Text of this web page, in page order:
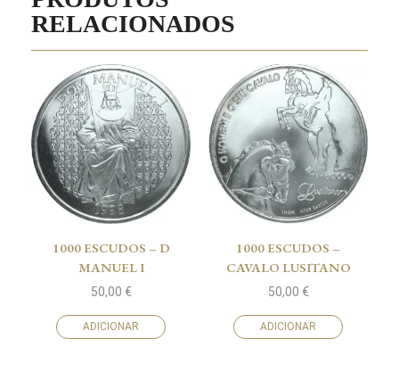
RELACIONADOS
1000 ESCUDOS – D
MANUEL I
50,00 €
ADICIONAR
1000 ESCUDOS –
CAVALO LUSITANO
50,00 €
ADICIONAR